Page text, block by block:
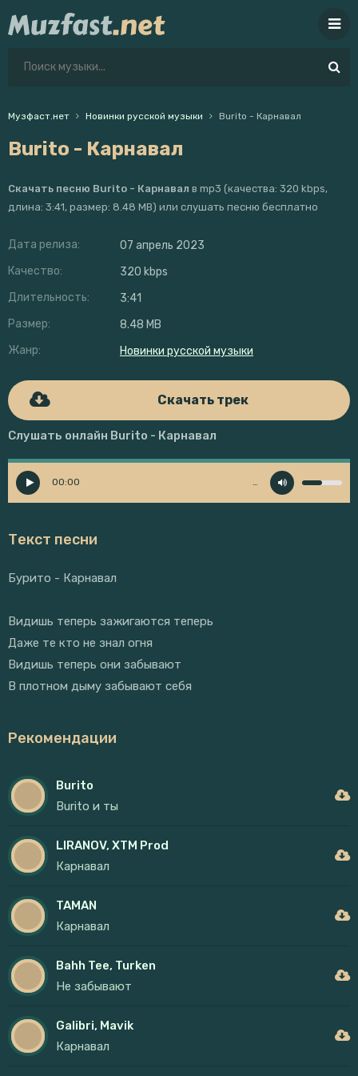
Музфаст.нет Новинки русской музыки Burito - Карнавал
Burito - Карнавал
Скачать песню Burito - Карнавал в mp3 (качества: 320 kbps,
длина: 3:41, размер: 8.48 MB) или слушать песню бесплатно
Дата релиза:
07 апрель 2023
Качество:
320 kbps
Длительность:
3:41
Размер:
8.48 MB
Жанр:
Новинки русской музыки
Скачать трек
Слушать онлайн Burito - Карнавал
00:00 …
Текст песни
Бурито - Карнавал
Видишь теперь зажигаются теперь
Даже те кто не знал огня
Видишь теперь они забывают
В плотном дыму забывают себя
Рекомендации
Burito
Burito и ты
LIRANOV, XTM Prod
Карнавал
TAMAN
Карнавал
Bahh Tee, Turken
Не забывают
Galibri, Mavik
Карнавал